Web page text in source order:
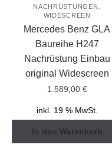
NACHRÜSTUNGEN ,
WIDESCREEN
Mercedes Benz GLA
Baureihe H247
Nachrüstung Einbau
original Widescreen
1.589,00 €
inkl. 19 % MwSt.
In den Warenkorb